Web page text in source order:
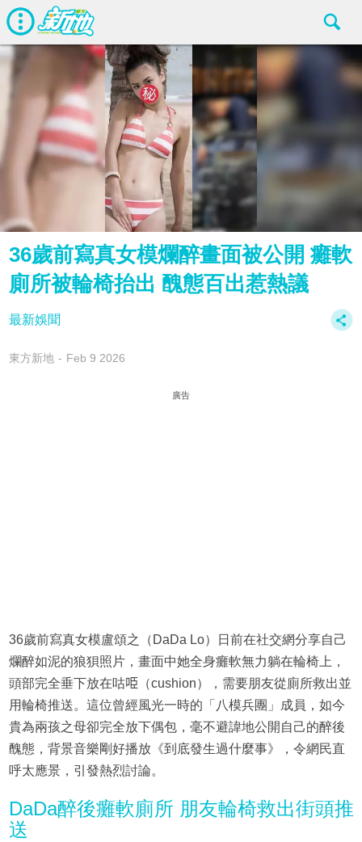
36歲前寫真女模爛醉畫面被公開 癱軟
廁所被輪椅抬出 醜態百出惹熱議
最新娛聞
東方新地 Feb 9 2026
廣告
36歲前寫真女模盧頌之（DaDa Lo）日前在社交網分享自己
爛醉如泥的狼狽照片，畫面中她全身癱軟無力躺在輪椅上，
頭部完全垂下放在咕𠱸（cushion），需要朋友從廁所救出並
用輪椅推送。這位曾經風光一時的「八模兵團」成員，如今
貴為兩孩之母卻完全放下偶包，毫不避諱地公開自己的醉後
醜態，背景音樂剛好播放《到底發生過什麼事》，令網民直
呼太應景，引發熱烈討論。
DaDa醉後癱軟廁所 朋友輪椅救出街頭推
送